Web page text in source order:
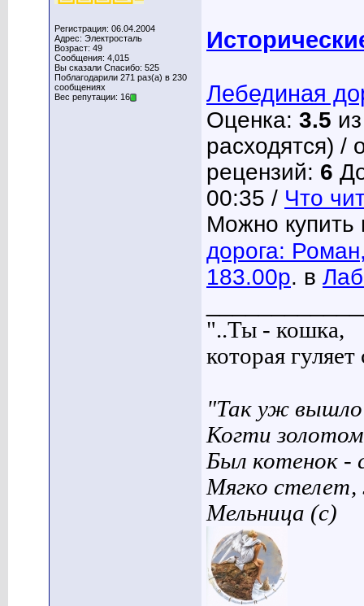
Регистрация: 06.04.2004
Адрес: Электросталь
Возраст: 49
Сообщения: 4,015
Вы сказали Спасибо: 525
Поблагодарили 271 раз(а) в 230
сообщениях
Вес репутации: 16
Лебединая
Оценка: 3.5
расходятся) /
рецензий: 6
00:35 / Что
Можно
дорога:
183.00р. в
"..Ты - кошка,
которая
"Так уж вышло
Когти
Был котенок -
Мягко
Мельница (с)